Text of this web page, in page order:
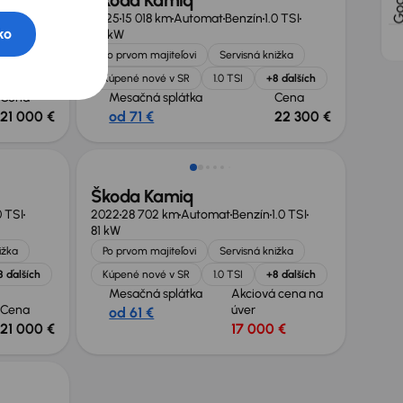
TSI
Cena
21 000 €
202515 018 kmAutomatBenzín1.0 TSI
85 kW
Po prvom majiteľovi
Servisná knižka
Kúpené nové v SR
1.0 TSI +8 ďalších
Mesačná splátka
od 71 €
Cena
22 300 €
TSI
ďalších
Cena
21 000 €
Možnosť odpočtu DPH
Škoda Kamiq
202228 702 kmAutomatBenzín1.0 TSI
81 kW
Po prvom majiteľovi
Servisná knižka
Kúpené nové v SR
1.0 TSI +8 ďalších
Mesačná splátka
od 61 €
Akciová cena na
úver
17 000 €